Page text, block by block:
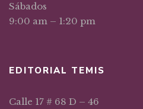
Sábados
9:00 am – 1:20 pm
EDITORIAL TEMIS
Calle 17 # 68 D – 46